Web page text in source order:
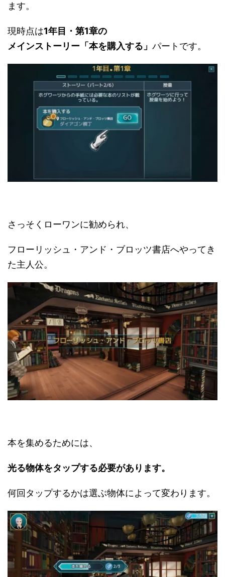
ます。
現時点は1年目・第1章の
メインストーリー「本を購入する」 パートです。
さっそくローワンに勧められ、
フローリッシュ・アンド・ブロッツ書店へやってき
た主人公。
本を集めるためには、
光る物体をタップする必要があります。
何回タップするかは選ぶ物体によって変わります。